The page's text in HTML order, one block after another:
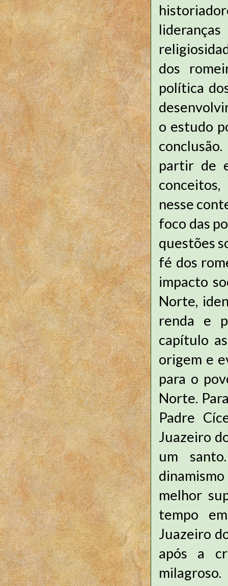
dos
política
o estudo
partir de
nesse
foco das
questões
fé dos
impacto
Norte,
renda e
capítulo
origem e
para o
Norte.
Padre
Juazeiro
um
melhor
tempo
Juazeiro
após a
milagroso.